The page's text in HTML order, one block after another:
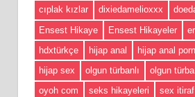
cıplak kızlar
dixiedamelioxxx
Ensest Hikaye
Ensest Hikayeler
hdxtürkçe
hijap anal hijap anal porn
hijap sex
olgun türbanlı
olgun
oyoh com
seks hikayeleri
sex